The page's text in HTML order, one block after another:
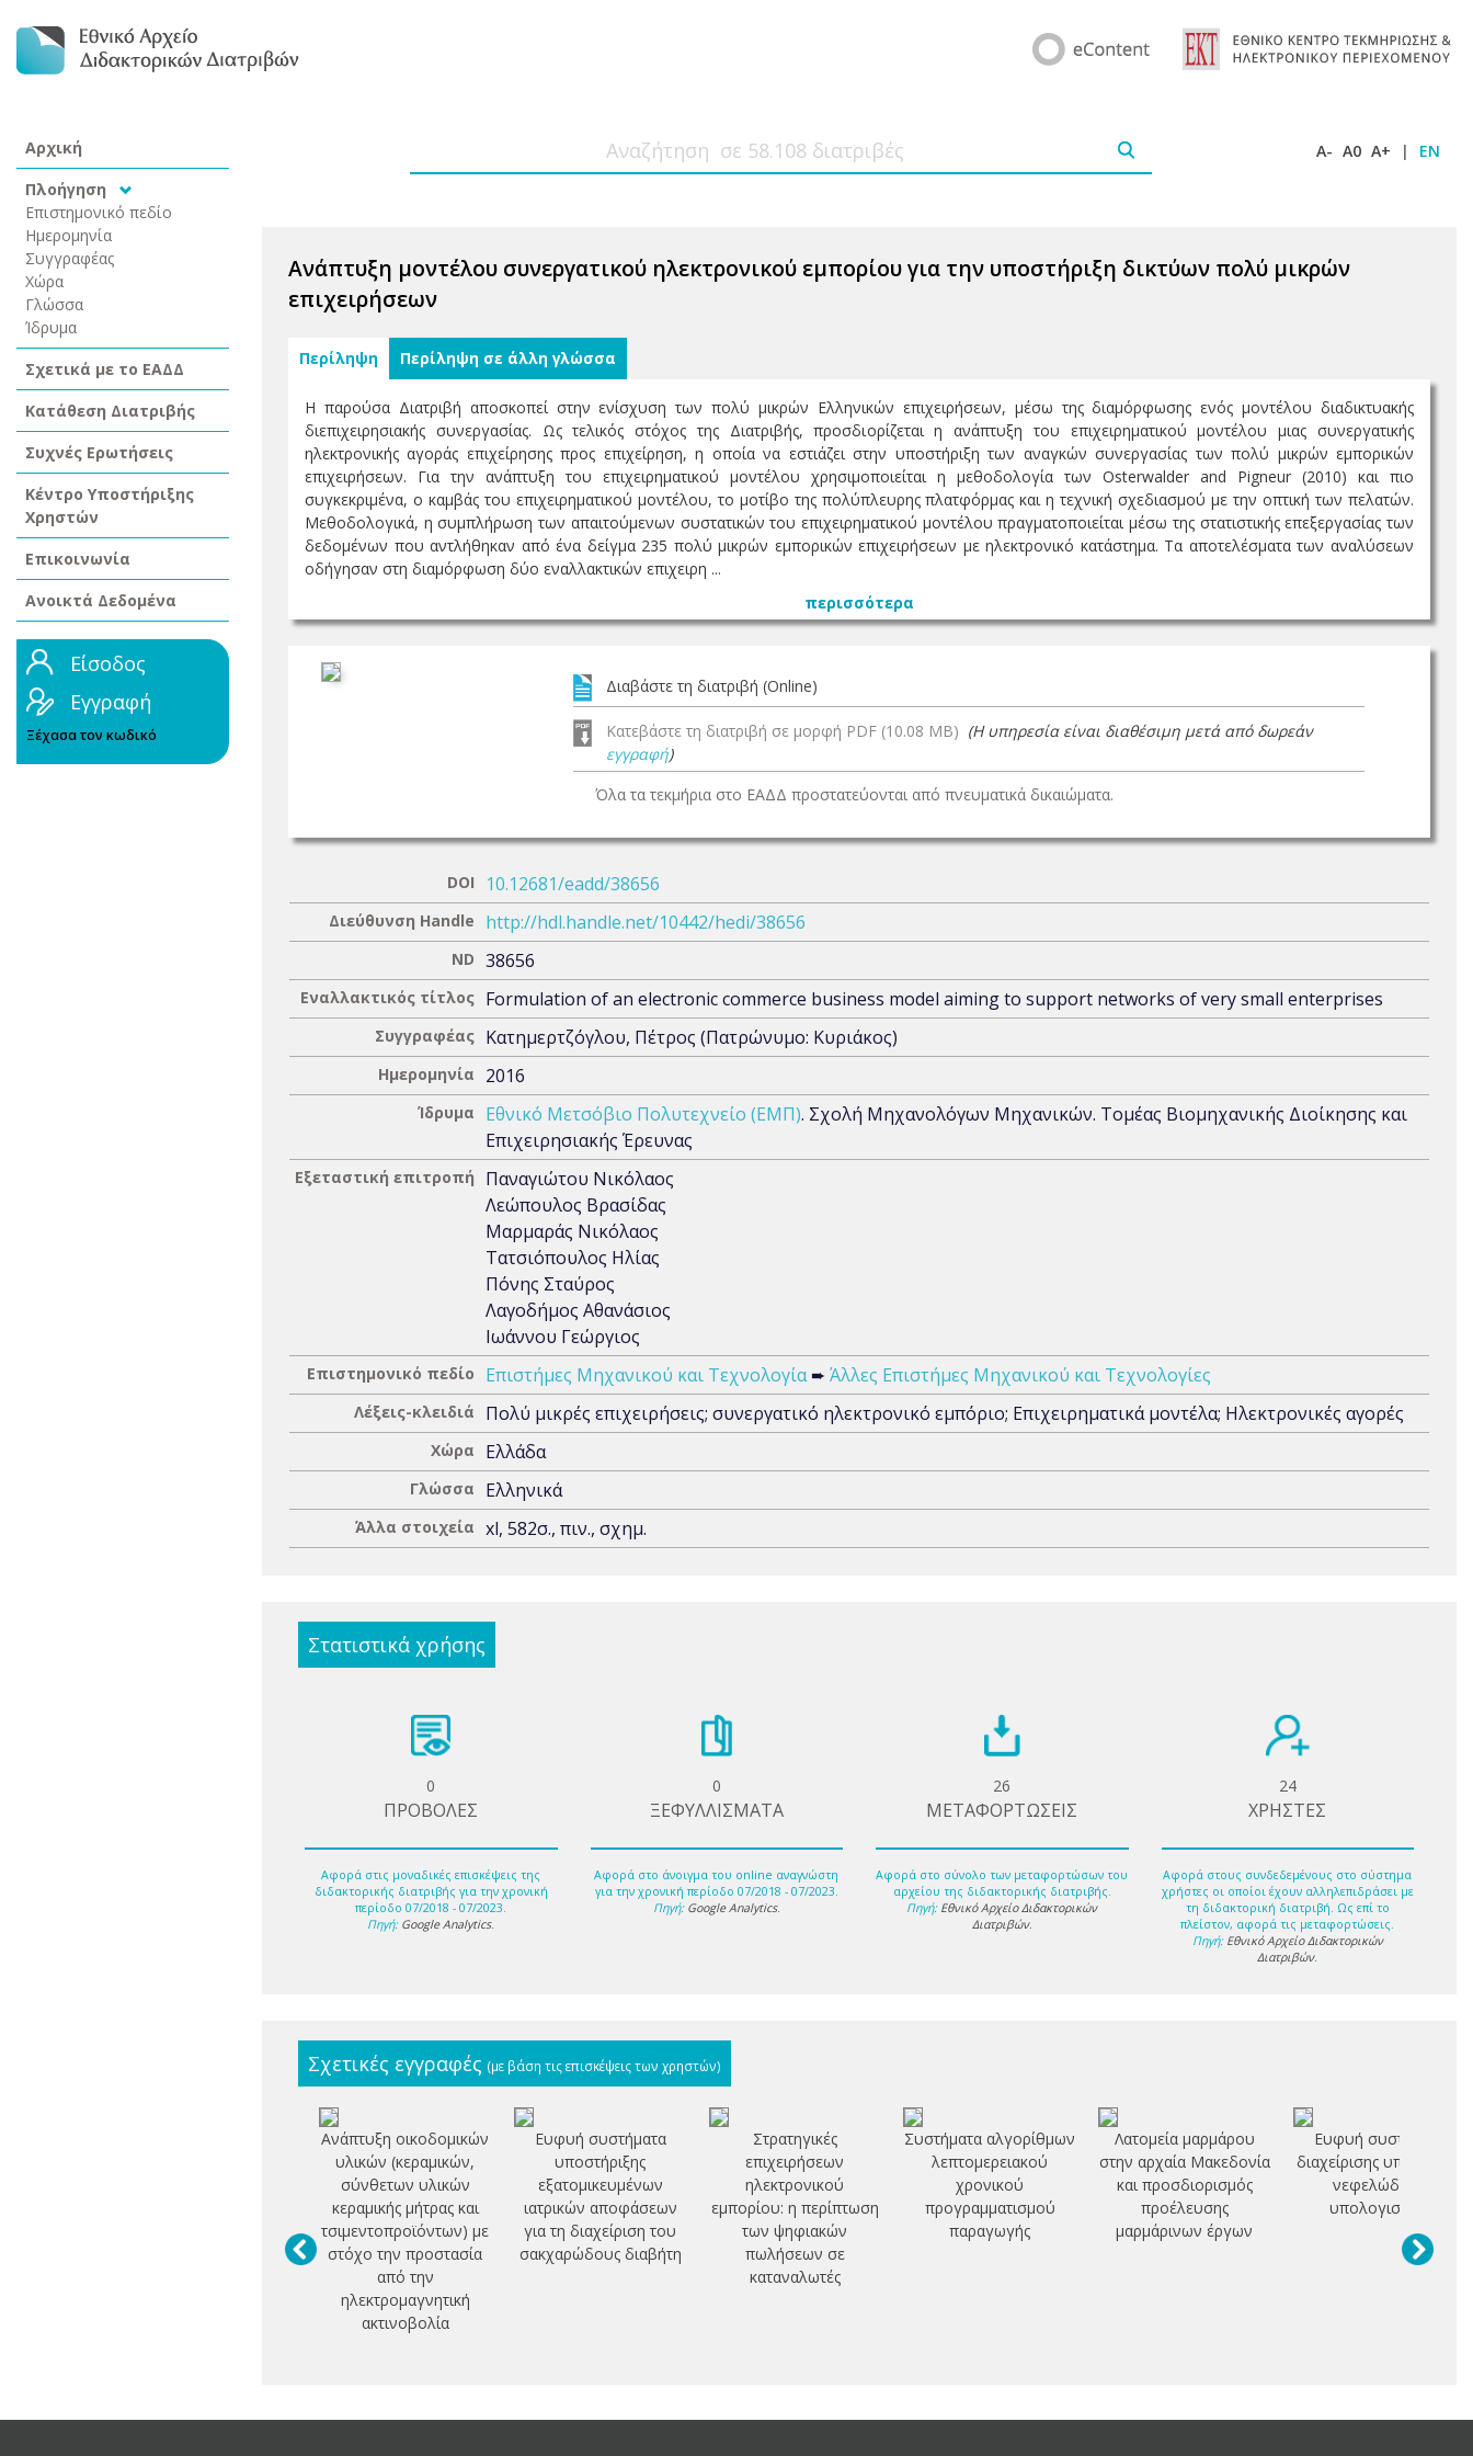
Αρχική
Πλοήγηση
Επιστημονικό πεδίο
Ημερομηνία
Συγγραφέας
Χώρα
Γλώσσα
Ίδρυμα
Σχετικά με το ΕΑΔΔ
Κατάθεση Διατριβής
Συχνές Ερωτήσεις
Κέντρο Υποστήριξης
Χρηστών
Επικοινωνία
Ανοικτά Δεδομένα
Είσοδος
Εγγραφή
Ξέχασα τον κωδικό
A- A0 A+ | EN
Ανάπτυξη μοντέλου συνεργατικού ηλεκτρονικού εμπορίου για την υποστήριξη δικτύων πολύ μικρών
επιχειρήσεων
Περίληψη Περίληψη σε άλλη γλώσσα
Η παρούσα Διατριβή αποσκοπεί στην ενίσχυση των πολύ μικρών Ελληνικών επιχειρήσεων, μέσω της διαμόρφωσης ενός μοντέλου διαδικτυακής
διεπιχειρησιακής συνεργασίας. Ως τελικός στόχος της Διατριβής, προσδιορίζεται η ανάπτυξη του επιχειρηματικού μοντέλου μιας συνεργατικής
ηλεκτρονικής αγοράς επιχείρησης προς επιχείρηση, η οποία να εστιάζει στην υποστήριξη των αναγκών συνεργασίας των πολύ μικρών εμπορικών
επιχειρήσεων. Για την ανάπτυξη του επιχειρηματικού μοντέλου χρησιμοποιείται η μεθοδολογία των Osterwalder and Pigneur (2010) και πιο
συγκεκριμένα, ο καμβάς του επιχειρηματικού μοντέλου, το μοτίβο της πολύπλευρης πλατφόρμας και η τεχνική σχεδιασμού με την οπτική των πελατών.
Μεθοδολογικά, η συμπλήρωση των απαιτούμενων συστατικών του επιχειρηματικού μοντέλου πραγματοποιείται μέσω της στατιστικής επεξεργασίας των
δεδομένων που αντλήθηκαν από ένα δείγμα 235 πολύ μικρών εμπορικών επιχειρήσεων με ηλεκτρονικό κατάστημα. Τα αποτελέσματα των αναλύσεων
οδήγησαν στη διαμόρφωση δύο εναλλακτικών επιχειρη ...
περισσότερα
Διαβάστε τη διατριβή (Online)
Κατεβάστε τη διατριβή σε μορφή PDF (10.08 MB) (Η υπηρεσία είναι διαθέσιμη μετά από δωρεάν
εγγραφή)
Όλα τα τεκμήρια στο ΕΑΔΔ προστατεύονται από πνευματικά δικαιώματα.
DOI 10.12681/eadd/38656
Διεύθυνση Handle http://hdl.handle.net/10442/hedi/38656
ND 38656
Εναλλακτικός τίτλος Formulation of an electronic commerce business model aiming to support networks of very small enterprises
Συγγραφέας Κατημερτζόγλου, Πέτρος (Πατρώνυμο: Κυριάκος)
Ημερομηνία 2016
Ίδρυμα Εθνικό Μετσόβιο Πολυτεχνείο (ΕΜΠ). Σχολή Μηχανολόγων Μηχανικών. Τομέας Βιομηχανικής Διοίκησης και
Επιχειρησιακής Έρευνας
Εξεταστική επιτροπή
Παναγιώτου Νικόλαος
Λεώπουλος Βρασίδας
Μαρμαράς Νικόλαος
Τατσιόπουλος Ηλίας
Πόνης Σταύρος
Λαγοδήμος Αθανάσιος
Ιωάννου Γεώργιος
Επιστημονικό πεδίο Επιστήμες Μηχανικού και Τεχνολογία➨ Άλλες Επιστήμες Μηχανικού και Τεχνολογίες
Λέξεις-κλειδιά Πολύ μικρές επιχειρήσεις; συνεργατικό ηλεκτρονικό εμπόριο; Επιχειρηματικά μοντέλα; Ηλεκτρονικές αγορές
Χώρα Ελλάδα
Γλώσσα Ελληνικά
Άλλα στοιχεία xl, 582σ., πιν., σχημ.
Στατιστικά χρήσης
0
ΠΡΟΒΟΛΕΣ
Αφορά στις μοναδικές επισκέψεις της
διδακτορικής διατριβής για την χρονική
περίοδο 07/2018 - 07/2023.
Πηγή: Google Analytics.
0
ΞΕΦΥΛΛΙΣΜΑΤΑ
Αφορά στο άνοιγμα του online αναγνώστη
για την χρονική περίοδο 07/2018 - 07/2023.
Πηγή: Google Analytics.
26
ΜΕΤΑΦΟΡΤΩΣΕΙΣ
Αφορά στο σύνολο των μεταφορτώσων του
αρχείου της διδακτορικής διατριβής.
Πηγή: Εθνικό Αρχείο Διδακτορικών
Διατριβών.
24
ΧΡΗΣΤΕΣ
Αφορά στους συνδεδεμένους στο σύστημα
χρήστες οι οποίοι έχουν αλληλεπιδράσει με
τη διδακτορική διατριβή. Ως επί το
πλείστον, αφορά τις μεταφορτώσεις.
Πηγή: Εθνικό Αρχείο Διδακτορικών
Διατριβών.
Σχετικές εγγραφές (με βάση τις επισκέψεις των χρηστών)
Ανάπτυξη οικοδομικών
υλικών (κεραμικών,
σύνθετων υλικών
κεραμικής μήτρας και
τσιμεντοπροϊόντων) με
στόχο την προστασία
από την
ηλεκτρομαγνητική
ακτινοβολία
Ευφυή συστήματα
υποστήριξης
εξατομικευμένων
ιατρικών αποφάσεων
για τη διαχείριση του
σακχαρώδους διαβήτη
Στρατηγικές
επιχειρήσεων
ηλεκτρονικού
εμπορίου: η περίπτωση
των ψηφιακών
πωλήσεων σε
καταναλωτές
Συστήματα αλγορίθμων
λεπτομερειακού
χρονικού
προγραμματισμού
παραγωγής
Λατομεία μαρμάρου
στην αρχαία Μακεδονία
και προσδιορισμός
προέλευσης
μαρμάρινων έργων
Ευφυή συστήματα
διαχείρισης υποδομών
νεφελώδους
υπολογισμού